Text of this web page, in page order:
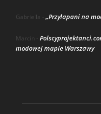
Gabriella - „Przyłapani na
Marcin -
modowej mapie Warszawy